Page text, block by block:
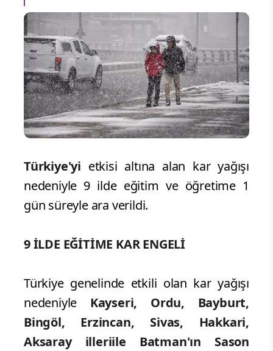
Türkiye'yi etkisi altına alan kar yağışı
nedeniyle 9 ilde eğitim ve öğretime 1
gün süreyle ara verildi.
9 İLDE EĞİTİME KAR ENGELİ
Türkiye genelinde etkili olan kar yağışı
nedeniyle Kayseri, Ordu, Bayburt,
Bingöl, Erzincan, Sivas, Hakkari,
Aksaray illeriile Batman'ın Sason